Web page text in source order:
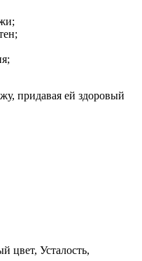
придавая ей здоровый
цвет, Усталость,